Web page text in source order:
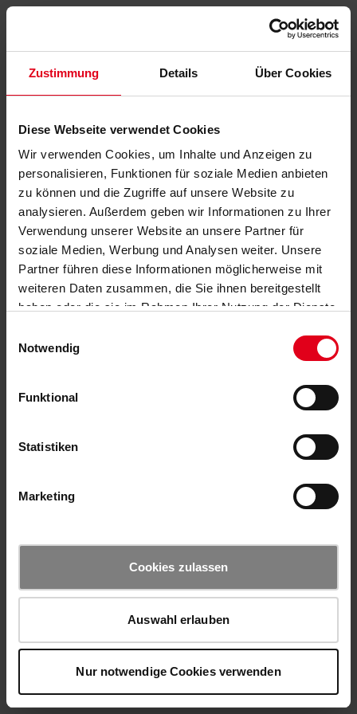
Zustimmung Details Über Cookies
Diese Webseite verwendet Cookies
Wir verwenden Cookies, um Inhalte und Anzeigen zu
personalisieren, Funktionen für soziale Medien anbieten
zu können und die Zugriffe auf unsere Website zu
analysieren. Außerdem geben wir Informationen zu Ihrer
Verwendung unserer Website an unsere Partner für
soziale Medien, Werbung und Analysen weiter. Unsere
Partner führen diese Informationen möglicherweise mit
weiteren Daten zusammen, die Sie ihnen bereitgestellt
haben oder die sie im Rahmen Ihrer Nutzung der Dienste
Notwendig
Funktional
Statistiken
Marketing
Cookies zulassen
Auswahl erlauben
Nur notwendige Cookies verwenden